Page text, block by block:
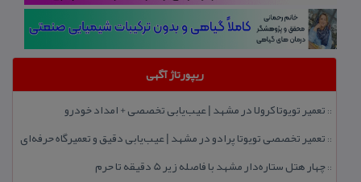
ریپورتاژ آگهی
:: تعمیر تویوتا كرولا در مشهد | عیب‌یابی تخصصی + امداد خودرو
:: تعمیر تخصصی تویوتا پرادو در مشهد | عیب‌یابی دقیق و تعمیرگاه حرفه‌ای
::چهار هتل‌ ستاره‌دار مشهد با فاصله زیر 5 دقیقه تا حرم